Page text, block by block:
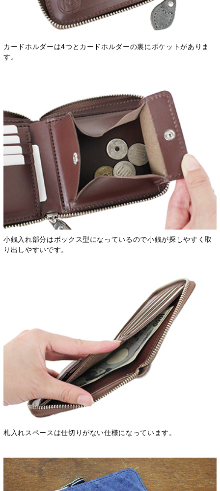
カードホルダーは4つとカードホルダーの裏にポケットがありま
す。
小銭入れ部分はボックス型になっているので小銭が探しやすく取
り出しやすいです。
札入れスペースは仕切りがない仕様になっています。